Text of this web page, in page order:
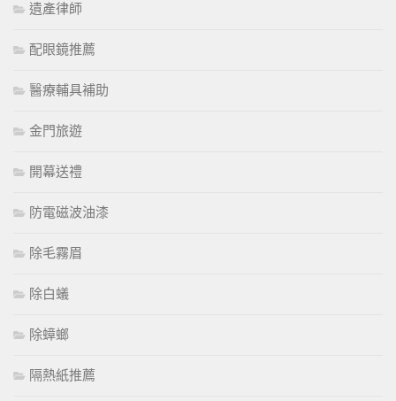
遺產律師
配眼鏡推薦
醫療輔具補助
金門旅遊
開幕送禮
防電磁波油漆
除毛霧眉
除白蟻
除蟑螂
隔熱紙推薦